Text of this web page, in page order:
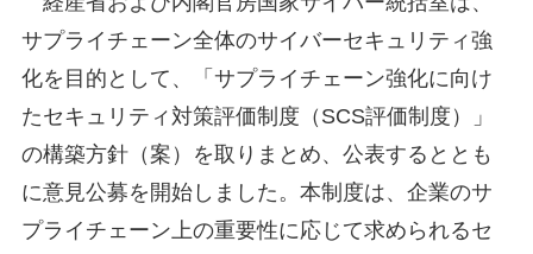
サプライチェーン全体のサイバーセキュリティ強
化を目的として、「サプライチェーン強化に向け
たセキュリティ対策評価制度（SCS評価制度）」
の構築方針（案）を取りまとめ、公表するととも
に意見公募を開始しました。本制度は、企業のサ
プライチェーン上の重要性に応じて求められるセ